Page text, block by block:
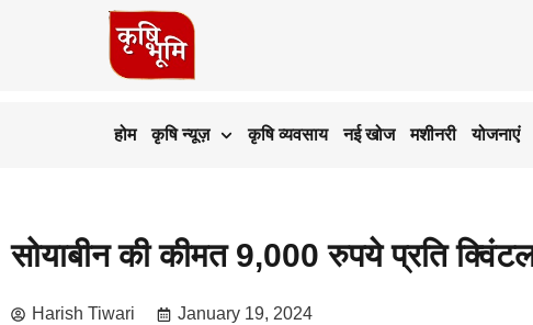
होम कृषि न्यूज़ कृषि व्यवसाय नई खोज मशीनरी योजनाएं
सोयाबीन की कीमत 9,000 रुपये प्रति
Harish Tiwari January 19, 2024